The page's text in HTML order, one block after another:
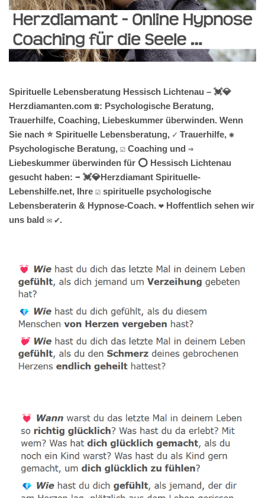
Spirituelle Lebensberatung Hessisch Lichtenau – 💓️💎
Herzdiamanten.com ☎️: Psychologische Beratung,
Trauerhilfe, Coaching, Liebeskummer überwinden. Wenn
Sie nach ⭐ Spirituelle Lebensberatung, ✓ Trauerhilfe, ✺
Psychologische Beratung, ☑️ Coaching und ⇒
Liebeskummer überwinden für ⭕ Hessisch Lichtenau
gesucht haben: ➡️ 💓️💎Herzdiamant Spirituelle-
Lebenshilfe.net, Ihre ☑️ spirituelle psychologische
Lebensberaterin & Hypnose-Coach. ❤ Hoffentlich sehen wir
uns bald ✉ ✔.